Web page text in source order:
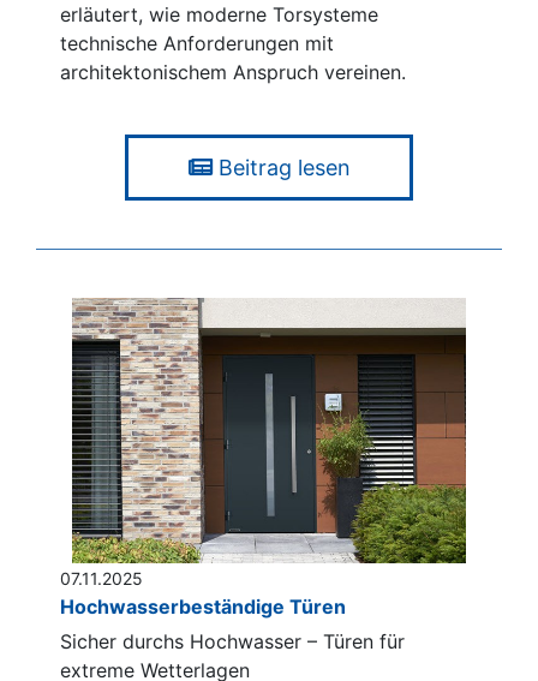
erläutert, wie moderne Torsysteme
technische Anforderungen mit
architektonischem Anspruch vereinen.
Beitrag lesen
07.11.2025
Hochwasserbeständige Türen
Sicher durchs Hochwasser – Türen für
extreme Wetterlagen